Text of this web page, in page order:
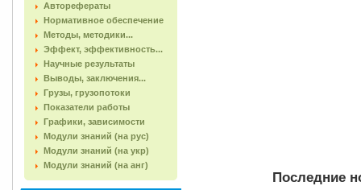
Авторефераты
Нормативное обеспечение
Методы, методики...
Эффект, эффективность...
Научные результаты
Выводы, заключения...
Грузы, грузопотоки
Показатели работы
Графики, зависимости
Модули знаний (на рус)
Модули знаний (на укр)
Модули знаний (на анг)
Последние